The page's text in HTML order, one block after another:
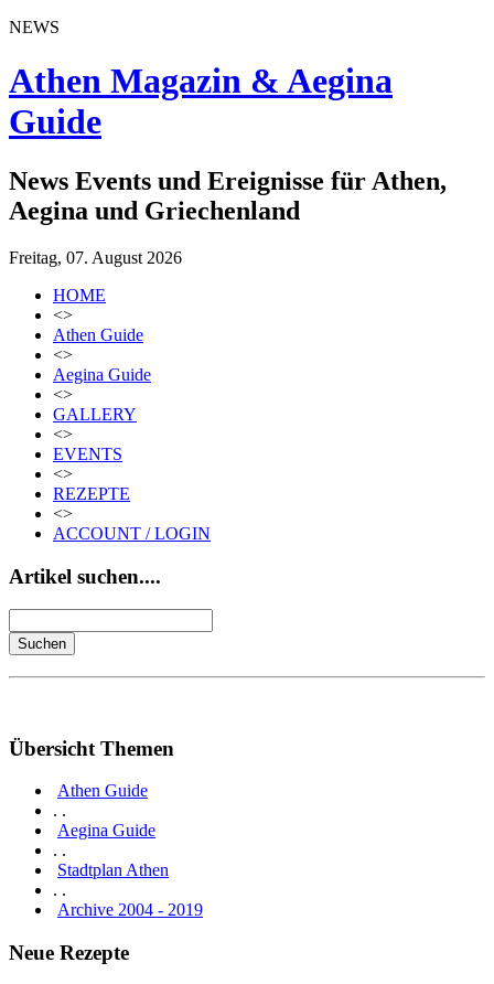
NEWS
Athen Magazin & Aegina
Guide
News Events und Ereignisse für Athen,
Aegina und Griechenland
Freitag, 07. August 2026
HOME
<>
Athen Guide
<>
Aegina Guide
<>
GALLERY
<>
EVENTS
<>
REZEPTE
<>
ACCOUNT / LOGIN
Artikel suchen....
Übersicht Themen
Athen Guide
. .
Aegina Guide
. .
Stadtplan Athen
. .
Archive 2004 - 2019
Neue Rezepte